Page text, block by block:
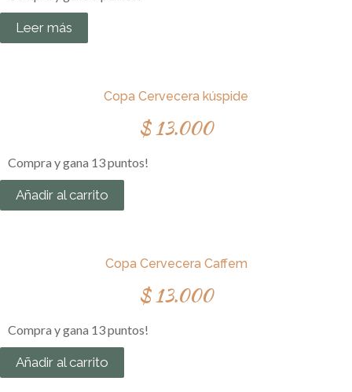
Leer más
Copa Cervecera kúspide
$13.000
Compra y gana 13 puntos!
Añadir al carrito
Copa Cervecera Caffem
$13.000
Compra y gana 13 puntos!
Añadir al carrito